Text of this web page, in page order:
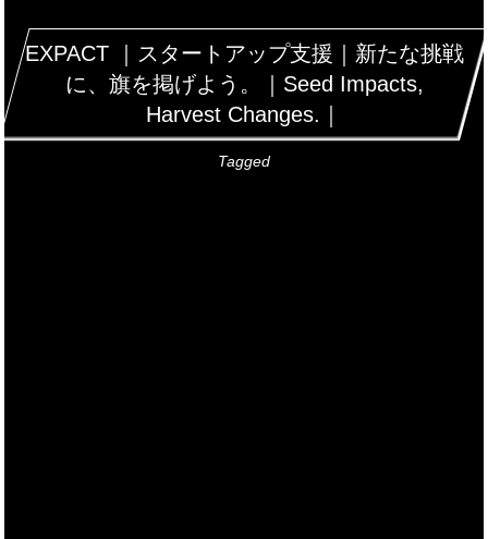
EXPACT ｜スタートアップ支援｜新たな挑戦
に、旗を掲げよう。｜Seed Impacts,
Harvest Changes.｜
Tagged